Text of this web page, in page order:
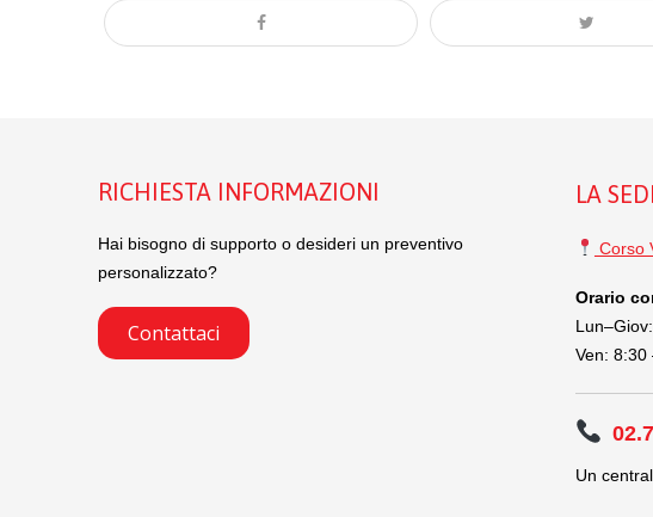
RICHIESTA INFORMAZIONI
Hai bisogno di supporto o desideri un preventivo
personalizzato?
Contattaci
LA
Corso
Orario
Ven: 8:30
Un